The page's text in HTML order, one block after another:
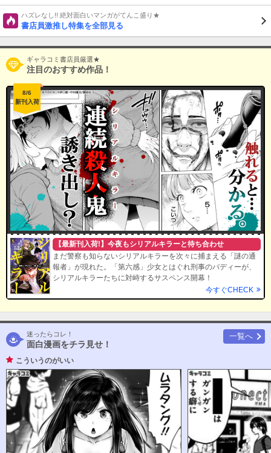
ハズレなし!! 絶対面白いマンガがてんこ盛り★
書店員激推し特集を全部見る
ギャラコミ書店員厳選★
注目のおすすめ作品！
8/6
新刊入荷
【最新刊入荷!】今夜もシリアルキラーと待ち合わせ
まだ警察も知らないシリアルキラーを次々に捕まえる「謎の通
報者」が現れた。「第六感」少女とはぐれ刑事のバディーが、
シリアルキラーたちに対峙するサスペンス開幕！
今すぐCHECK
迷ったらコレ！
面白漫画をチラ見せ！
一覧へ
こういうのがいい